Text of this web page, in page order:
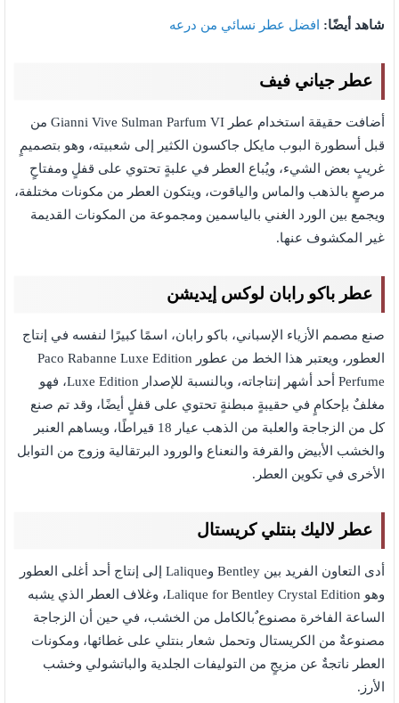
شاهد أيضًا: افضل عطر نسائي من درعه
عطر جياني فيف
أضافت حقيقة استخدام عطر Gianni Vive Sulman Parfum VI من
قبل أسطورة البوب ​​مايكل جاكسون الكثير إلى شعبيته، وهو بتصميمٍ
غريبٍ بعض الشيء، ويُباع العطر في علبةٍ تحتوي على قفلٍ ومفتاحٍ
مرصعٍ بالذهب والماس والياقوت، ويتكون العطر من مكونات مختلفة،
ويجمع بين الورد الغني بالياسمين ومجموعة من المكونات القديمة
غير المكشوف عنها.
عطر باكو رابان لوكس إيديشن
صنع مصمم الأزياء الإسباني، باكو رابان، اسمًا كبيرًا لنفسه في إنتاج
العطور، ويعتبر هذا الخط من عطور Paco Rabanne Luxe Edition
Perfume أحد أشهر إنتاجاته، وبالنسبة للإصدار Luxe Edition، فهو
مغلفٌ بإحكامٍ في حقيبةٍ مبطنةٍ تحتوي على قفلٍ أيضًا، وقد تم صنع
كل من الزجاجة والعلبة من الذهب عيار 18 قيراطًا، ويساهم العنبر
والخشب الأبيض والقرفة والنعناع والورود البرتقالية وزوج من التوابل
الأخرى في تكوين العطر.
عطر لاليك بنتلي كريستال
أدى التعاون الفريد بين Bentley وLalique إلى إنتاج أحد أغلى العطور
وهو Lalique for Bentley Crystal Edition، وغلاف العطر الذي يشبه
الساعة الفاخرة مصنوع ٌبالكامل من الخشب، في حين أن الزجاجة
مصنوعةٌ من الكريستال وتحمل شعار بنتلي على غطائها، ومكونات
العطر ناتجةٌ عن مزيجٍ من التوليفات الجلدية والباتشولي وخشب
الأرز.